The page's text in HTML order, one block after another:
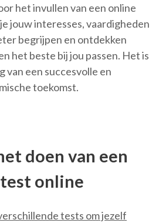
het invullen van een online
jouw interesses, vaardigheden
begrijpen en ontdekken
het beste bij jou passen. Het is
van een succesvolle en
toekomst.
doen van een
online
tests om jezelf